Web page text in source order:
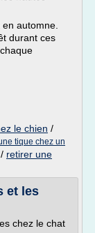
automne.
durant ces
le chien /
tique chez un
/ retirer une
et les
chez le chat